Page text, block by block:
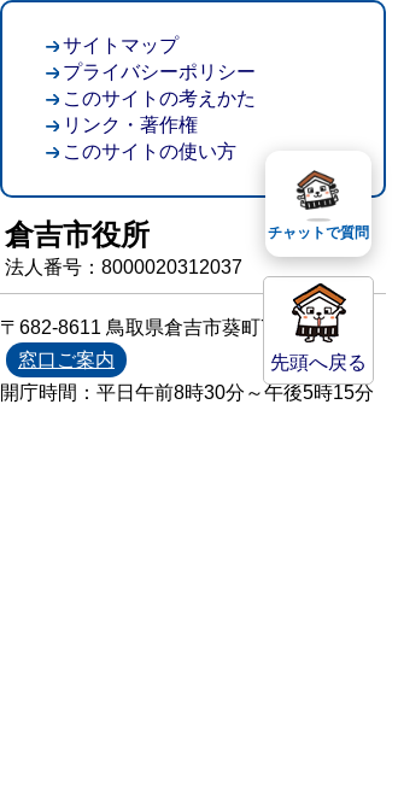
先頭へ戻る
サイトマップ
プライバシーポリシー
このサイトの考えかた
リンク・著作権
このサイトの使い方
倉吉市役所
法人番号：8000020312037
〒682-8611 鳥取県倉吉市葵町722
窓口ご案内
開庁時間：平日午前8時30分～午後5時15分
チャットで質問